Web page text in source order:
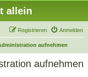
allein
Anmelden
Registrieren
aufnehmen
aufnehmen